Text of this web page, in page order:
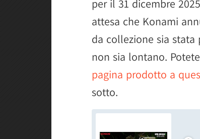
per il 31 dicembre
attesa che Konami
da collezione sia stata
non sia lontano.
pagina prodotto a
sotto.